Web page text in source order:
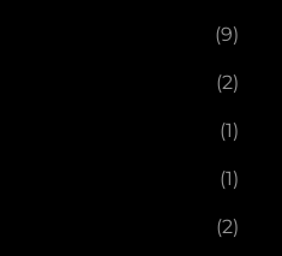
(9)
(2)
(1)
(1)
(2)